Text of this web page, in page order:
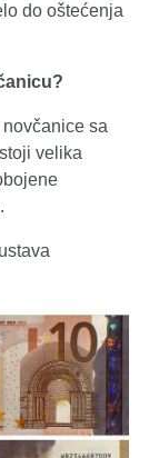
do oštećenja
sa
velika